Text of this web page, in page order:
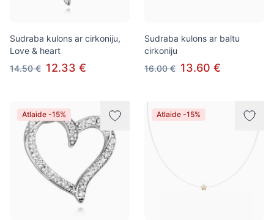
Sudraba kulons ar cirkoniju,
Love & heart
14.50 € 12.33 €
Sudraba kulons ar baltu
cirkoniju
16.00 € 13.60 €
Atlaide -15% Atlaide -15%